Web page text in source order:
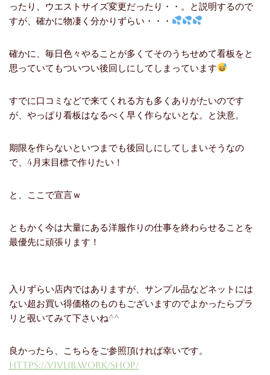
ったり、ウエストサイズ変更だったり・・。と説明するので
すが、確かに物凄く分かりずらい・・・
確かに、毎日色々やることが多くてそのうちせめて看板をと
思っていてもついつい後回しにしてしまっています
すでに口コミなどで来てくれる方も多くありがたいのです
が、やっぱり看板はなるべく早く作らないとな。と決意。
期限を作らないといつまでも後回しにしてしまいそうなの
で、4月末目標で作りたい！
と、ここで宣言ｗ
ともかく今は大量にある洋服作りの仕事を終わらせることを
最優先に頑張ります！
入りずらい店内ではありますが、サンプル品などネットには
ない超お買い得価格のものもございますのでよかったらプラ
リと覗いてみて下さいね^^
良かったら、こちらをご参照頂ければ幸いです。
https://vivlib.work/shop/